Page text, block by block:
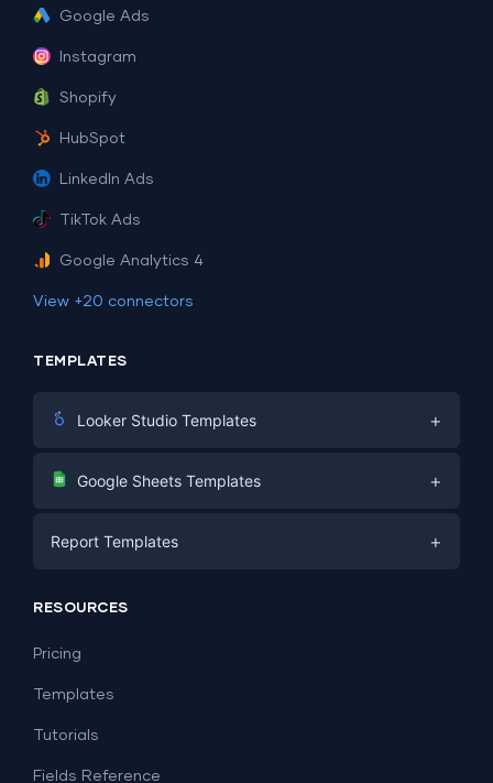
Google Ads
Instagram
Shopify
HubSpot
LinkedIn Ads
TikTok Ads
Google Analytics 4
View +20 connectors
TEMPLATES
Looker Studio Templates +
Digital Marketing
PPC
SEO
Lead Generation
Facebook Ads
Google Sheets Templates +
Social Media
Report Templates +
Dashboard Examples
RESOURCES
Pricing
Templates
Tutorials
Fields Reference